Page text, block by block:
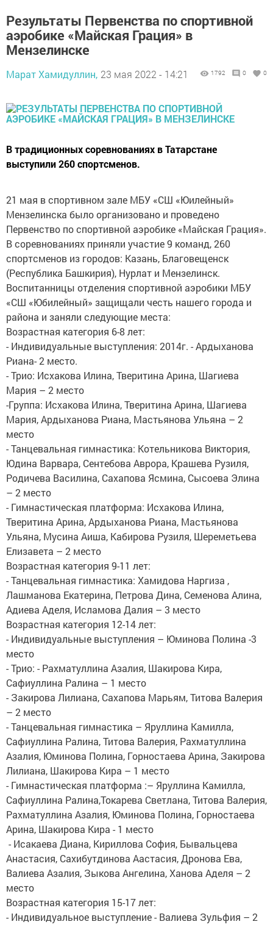
Результаты Первенства по спортивной
аэробике «Майская Грация» в
Мензелинске
Марат Хамидуллин, 23 мая 2022 - 14:21 1792 0 0
В традиционных соревнованиях в Татарстане
выступили 260 спортсменов.
21 мая в спортивном зале МБУ «СШ «Юилейный»
Мензелинска было организовано и проведено
Первенство по спортивной аэробике «Майская Грация».
В соревнованиях приняли участие 9 команд, 260
спортсменов из городов: Казань, Благовещенск
(Республика Башкирия), Нурлат и Мензелинск.
Воспитанницы отделения спортивной аэробики МБУ
«СШ «Юбилейный» защищали честь нашего города и
района и заняли следующие места:
Возрастная категория 6-8 лет:
- Индивидуальные выступления: 2014г. - Ардыханова
Риана- 2 место. ​​
- Трио: Исхакова Илина, Тверитина Арина, Шагиева
Мария – 2 место
-Группа: Исхакова Илина, Тверитина Арина, Шагиева
Мария, Ардыханова Риана, Мастьянова Ульяна – 2
место
- Танцевальная гимнастика: Котельникова Виктория,
Юдина Варвара, Сентебова Аврора, Крашева Рузиля,
Родичева Василина, Сахапова Ясмина, Сысоева Элина
– 2 место
- Гимнастическая платформа: Исхакова Илина,
Тверитина Арина, Ардыханова Риана, Мастьянова
Ульяна, Мусина Аиша, Кабирова Рузиля, Шереметьева
Елизавета – 2 место
Возрастная категория 9-11 лет:
​- Танцевальная гимнастика: Хамидова Наргиза ,
Лашманова Екатерина, Петрова Дина, Семенова Алина,
Адиева Аделя, Исламова Далия – 3 место ​​​​​
Возрастная категория 12-14 лет:
- Индивидуальные выступления – Юминова Полина -3
место ​​​
- Трио: - Рахматуллина Азалия, Шакирова Кира,
Сафиуллина Ралина – 1 место
- Закирова Лилиана, Сахапова Марьям, Титова Валерия
– 2 место
​- Танцевальная гимнастика – Яруллина Камилла,
Сафиуллина Ралина, Титова Валерия, Рахматуллина
Азалия, Юминова Полина, Горностаева Арина, Закирова
Лилиана, Шакирова Кира – 1 место
- Гимнастическая платформа :– Яруллина Камилла,
Сафиуллина Ралина,Токарева Светлана, Титова Валерия,
Рахматуллина Азалия, Юминова Полина, Горностаева
Арина, Шакирова Кира - 1 место
​​​​​ - Исакаева Диана, Кириллова София, Бывальцева
Анастасия, Сахибутдинова Аастасия, Дронова Ева,
Валиева Азалия, Зыкова Ангелина, Ханова Аделя – 2
место
Возрастная категория 15-17 лет:
- Индивидуальное выступление - Валиева Зульфия – 2